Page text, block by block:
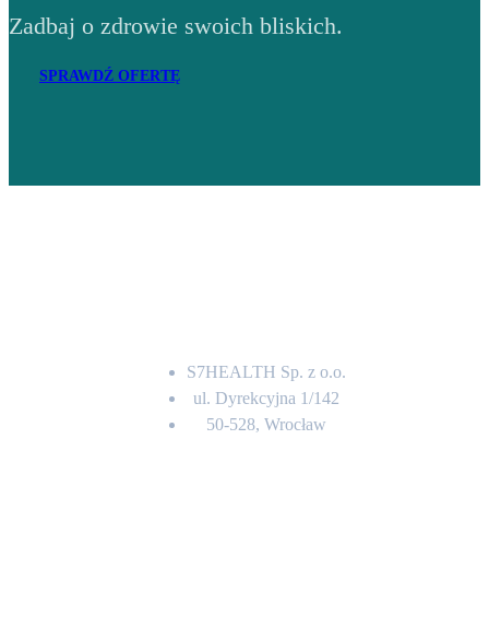
Zadbaj o zdrowie swoich bliskich.
SPRAWDŹ OFERTĘ
S7HEALTH Sp. z o.o.
ul. Dyrekcyjna 1/142
50-528, Wrocław